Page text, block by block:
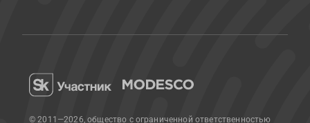
© 2011—2026, общество с ограниченной ответственностью